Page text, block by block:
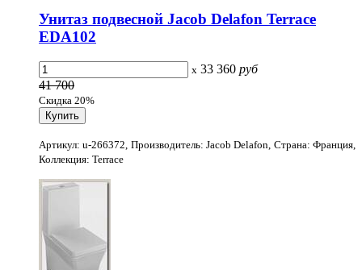
Унитаз подвесной Jacob Delafon Terrace
EDA102
x 33 360 руб
41 700
Скидка 20%
Артикул: u-266372, Производитель: Jacob Delafon, Страна: Франция,
Коллекция: Terrace